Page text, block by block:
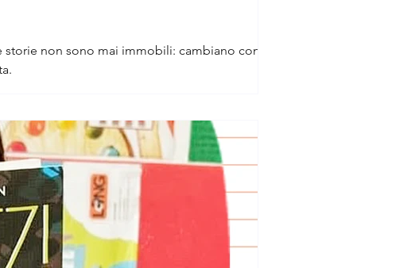
non sono mai immobili: cambiano con chi le